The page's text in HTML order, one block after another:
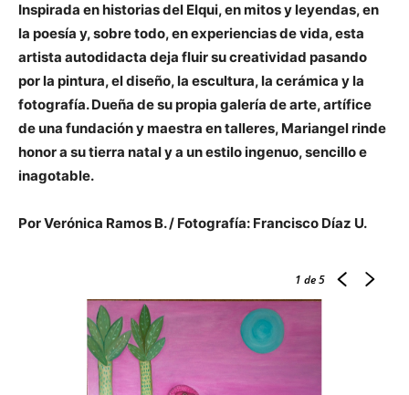
Inspirada en historias del Elqui, en mitos y leyendas, en
la poesía y, sobre todo, en experiencias de vida, esta
artista autodidacta deja fluir su creatividad pasando
por la pintura, el diseño, la escultura, la cerámica y la
fotografía. Dueña de su propia galería de arte, artífice
de una fundación y maestra en talleres, Mariangel rinde
honor a su tierra natal y a un estilo ingenuo, sencillo e
inagotable.
Por Verónica Ramos B. / Fotografía: Francisco Díaz U.
1 de 5